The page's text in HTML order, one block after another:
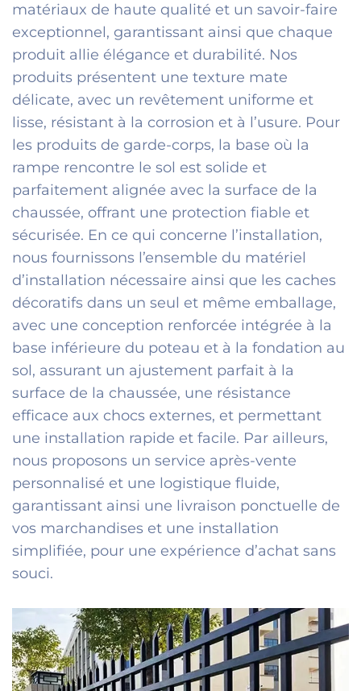
matériaux de haute qualité et un savoir-faire
exceptionnel, garantissant ainsi que chaque
produit allie élégance et durabilité. Nos
produits présentent une texture mate
délicate, avec un revêtement uniforme et
lisse, résistant à la corrosion et à l’usure. Pour
les produits de garde-corps, la base où la
rampe rencontre le sol est solide et
parfaitement alignée avec la surface de la
chaussée, offrant une protection fiable et
sécurisée. En ce qui concerne l’installation,
nous fournissons l’ensemble du matériel
d’installation nécessaire ainsi que les caches
décoratifs dans un seul et même emballage,
avec une conception renforcée intégrée à la
base inférieure du poteau et à la fondation au
sol, assurant un ajustement parfait à la
surface de la chaussée, une résistance
efficace aux chocs externes, et permettant
une installation rapide et facile. Par ailleurs,
nous proposons un service après-vente
personnalisé et une logistique fluide,
garantissant ainsi une livraison ponctuelle de
vos marchandises et une installation
simplifiée, pour une expérience d’achat sans
souci.